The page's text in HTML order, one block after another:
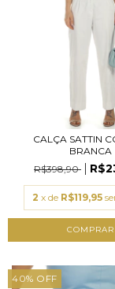
CALÇA SATTIN
BRANCA
R$398,90
2 x de R$119,95
COMPRAR
40% OFF